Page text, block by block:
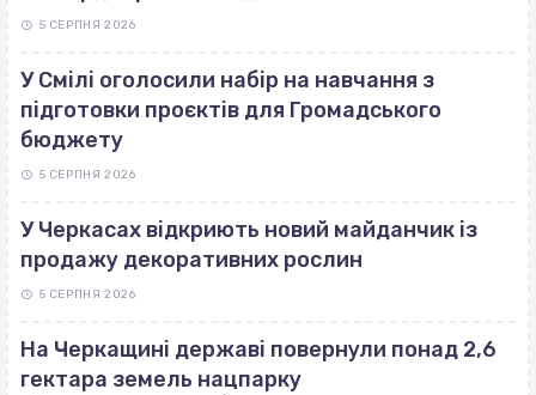
5 СЕРПНЯ 2026
У Смілі оголосили набір на навчання з
підготовки проєктів для Громадського
бюджету
5 СЕРПНЯ 2026
У Черкасах відкриють новий майданчик із
продажу декоративних рослин
5 СЕРПНЯ 2026
На Черкащині державі повернули понад 2,6
гектара земель нацпарку